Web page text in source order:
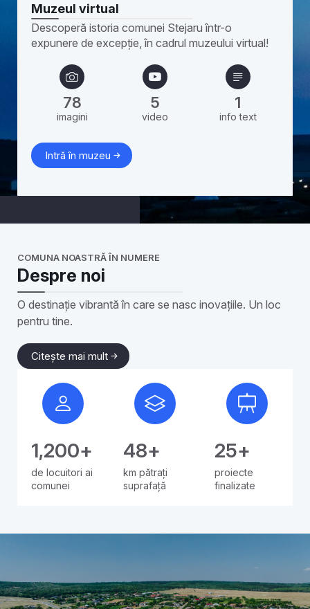
Muzeul virtual
Descoperă istoria comunei Stejaru într-o
expunere de excepție, în cadrul muzeului virtual!
imagini
78
video
5
info text
1
Intră în muzeu
COMUNA NOASTRĂ ÎN NUMERE
Despre noi
O destinație vibrantă în care se nasc inovațiile. Un loc
pentru tine.
Citește mai mult
de locuitori ai
comunei
1,200+
km pătrați
suprafață
48+
proiecte
finalizate
25+